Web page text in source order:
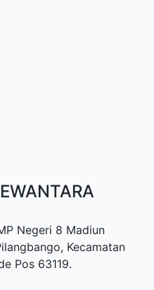
Negeri 8 Madiun
Kecamatan
Pos 63119.